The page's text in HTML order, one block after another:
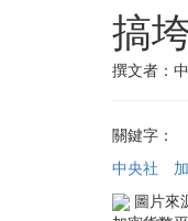
搞
撰文者：
關鍵字：
中央社
圖片來